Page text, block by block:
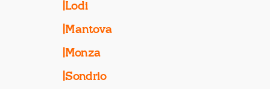
|Lodi
|Mantova
|Monza
|Sondrio